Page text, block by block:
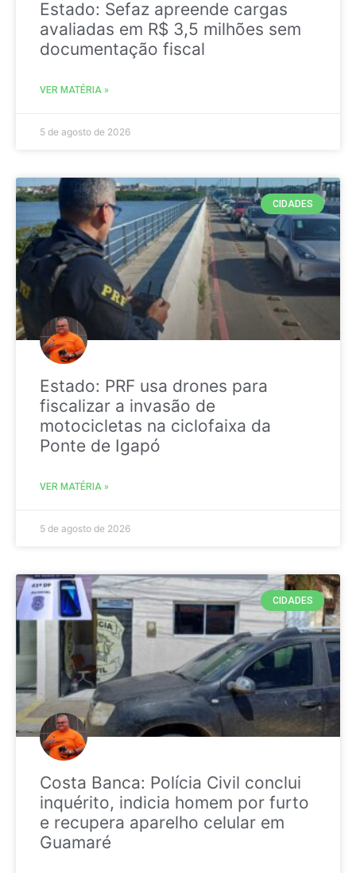
Estado: Sefaz apreende cargas
avaliadas em R$ 3,5 milhões sem
documentação fiscal
VER MATÉRIA »
5 de agosto de 2026
CIDADES
Estado: PRF usa drones para
fiscalizar a invasão de
motocicletas na ciclofaixa da
Ponte de Igapó
VER MATÉRIA »
5 de agosto de 2026
CIDADES
Costa Banca: Polícia Civil conclui
inquérito, indicia homem por furto
e recupera aparelho celular em
Guamaré